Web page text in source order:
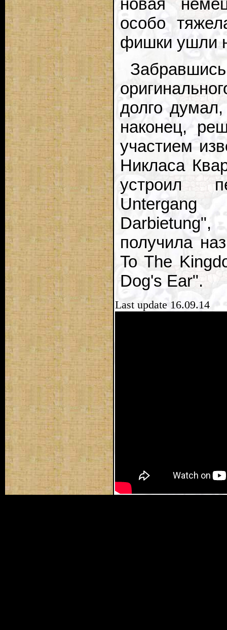
новая
особо
фишки ушли
долго
наконец,
участием
Никласа
устроил
Untergang
получила
To The
Dog's Ear".
Last update 16.09.14